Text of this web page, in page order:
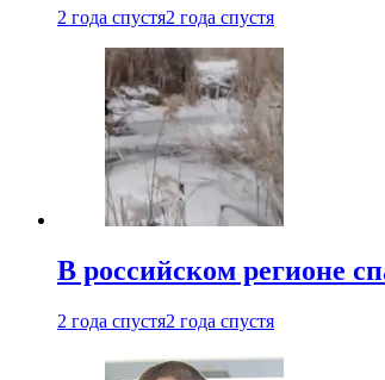
2 года спустя2 года спустя
В российском регионе
2 года спустя2 года спустя